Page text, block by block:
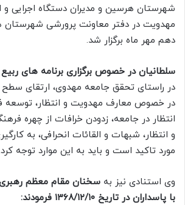
شهرستان هرسین و مدیران دستگاه اجرایی و
مهدویت در دفتر معاونت پرورشی شهرستان
دهم مهر ماه برگزار شد.
سلطانیان در خصوص برگزاری برنامه های
در راستای تحقق جامعه مهدوی، ارتقای
در خصوص معارف مهدویت و انتظار،
انتظار در جامعه، زدودن خرافات از چهره
و انتظار، شبهات و القائات انحرافی، به
مورد تاکید است و باید به این موارد توجه
وی استنادی نیز به سخنان مقام معظم رهبری
با پاسداران در تاریخ ۱۳۶۸/۱۲/۱۰ فرمودند: